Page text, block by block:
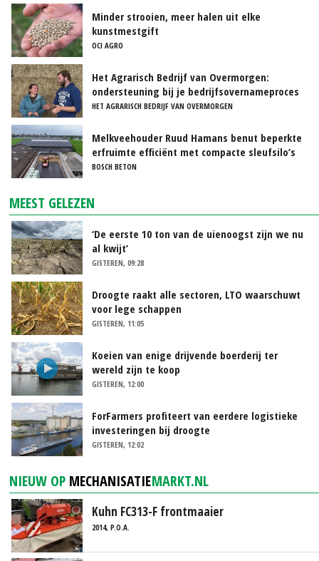
Minder strooien, meer halen uit elke
kunstmestgift
OCI AGRO
Het Agrarisch Bedrijf van Overmorgen:
ondersteuning bij je bedrijfsovernameproces
HET AGRARISCH BEDRIJF VAN OVERMORGEN
Melkveehouder Ruud Hamans benut beperkte
erfruimte efficiënt met compacte sleufsilo’s
BOSCH BETON
MEEST GELEZEN
‘De eerste 10 ton van de uienoogst zijn we nu
al kwijt’
GISTEREN, 09:28
Droogte raakt alle sectoren, LTO waarschuwt
voor lege schappen
GISTEREN, 11:05
Koeien van enige drijvende boerderij ter
wereld zijn te koop
GISTEREN, 12:00
ForFarmers profiteert van eerdere logistieke
investeringen bij droogte
GISTEREN, 12:02
NIEUW OP MECHANISATIEMARKT.NL
Kuhn FC313-F frontmaaier
2014, P.O.A.